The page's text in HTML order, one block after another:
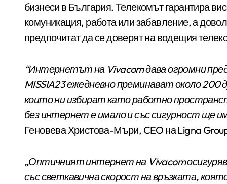
бизнеси в България. Телекомът гарантира
комуникация, работа или забавление, а
предпочитат да се доверят на водещия
“Интернетът на Vivacom дава огромни
MISSIA23 ежедневно преминават около
които ни избират като работно
без интернет е имало и със сигурност ще
Геновева Христова-Мъри, CEO на Ligna
„Оптичният интернет на Vivacom
със светкавична скорост на връзката,